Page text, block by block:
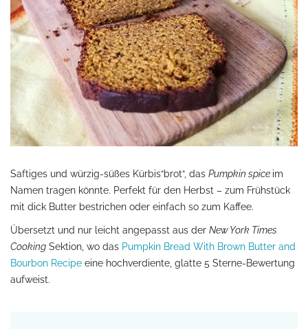
Saftiges und würzig-süßes Kürbis“brot“, das Pumpkin spice im
Namen tragen könnte. Perfekt für den Herbst – zum Frühstück
mit dick Butter bestrichen oder einfach so zum Kaffee.
Übersetzt und nur leicht angepasst aus der New York Times
Cooking Sektion, wo das Pumpkin Bread With Brown Butter and
Bourbon Recipe eine hochverdiente, glatte 5 Sterne-Bewertung
aufweist.